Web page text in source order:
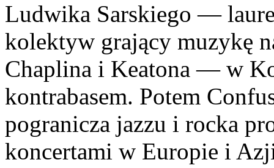
Ludwika Sarskiego —
kolektyw grający muzykę
Chaplina i Keatona — w
kontrabasem. Potem
pogranicza jazzu i rocka
koncertami w Europie i